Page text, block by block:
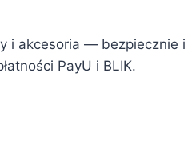
i akcesoria — bezpiecznie i
PayU i BLIK.